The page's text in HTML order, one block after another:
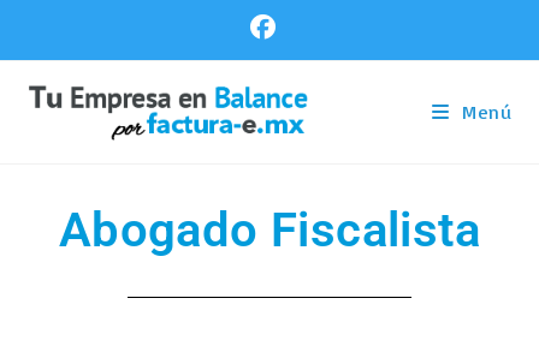
Menú
Abogado Fiscalista